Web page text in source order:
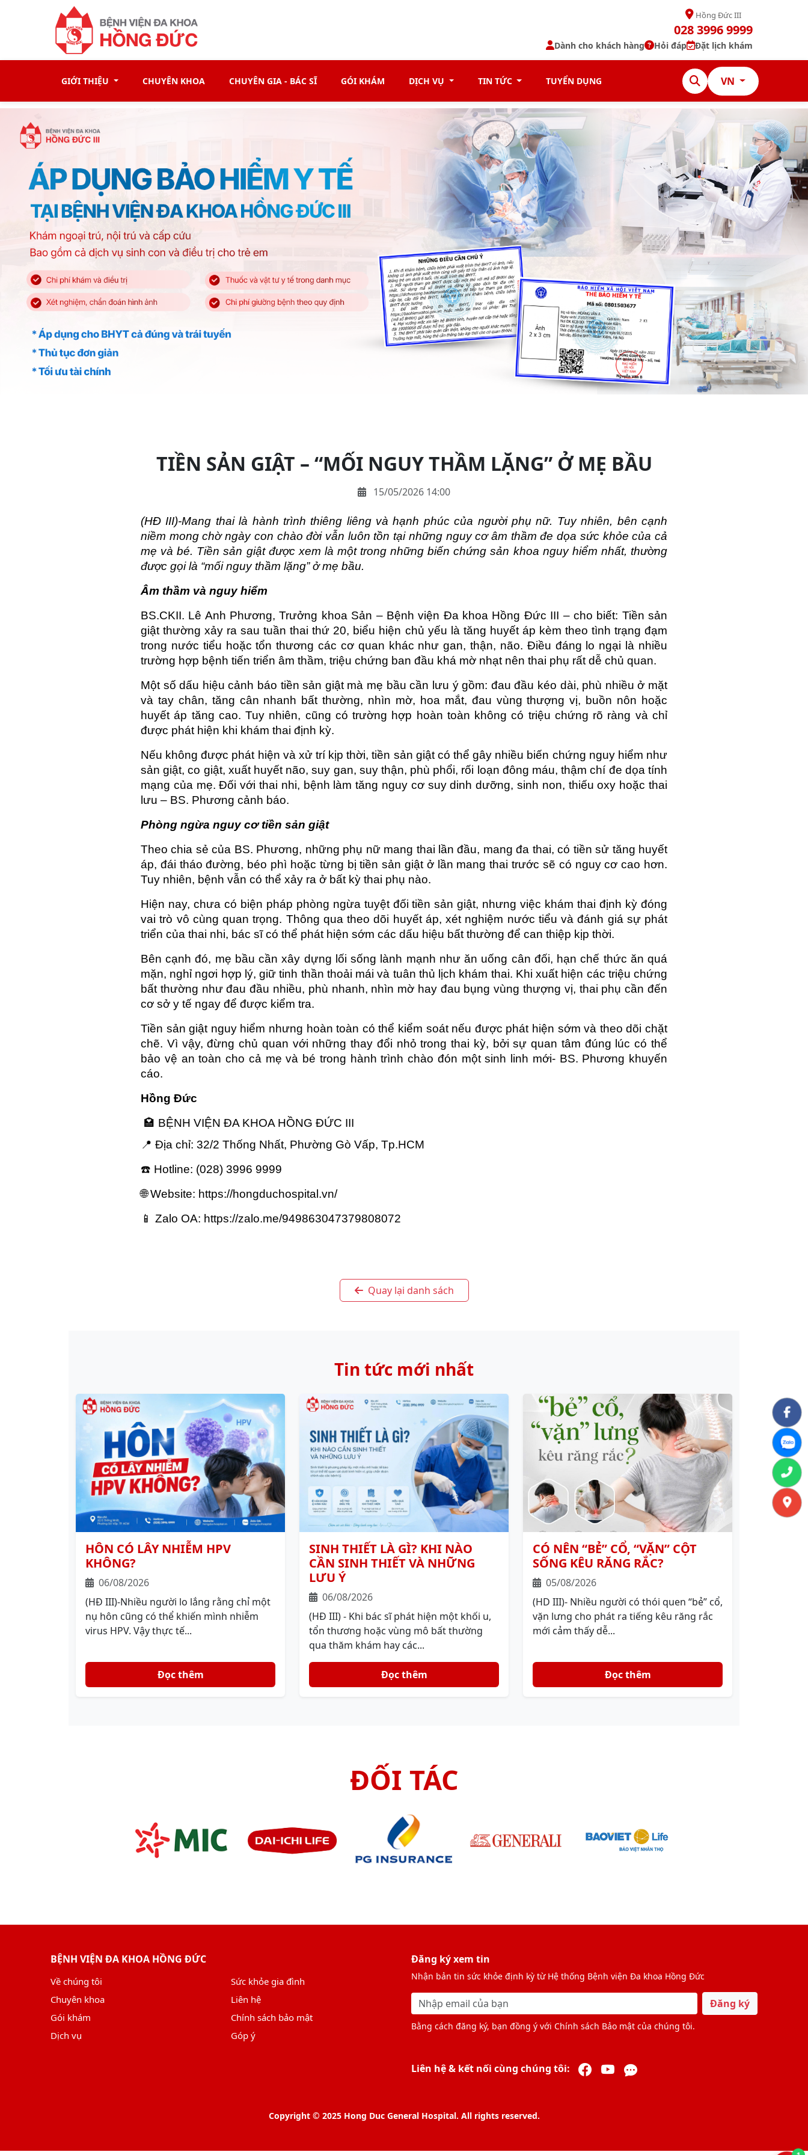
Hồng Đức III
028 3996 9999
Dành cho khách hàng Hỏi đáp Đặt lịch khám
GIỚI THIỆU CHUYÊN KHOA CHUYÊN GIA - BÁC SĨ GÓI KHÁM DỊCH VỤ TIN TỨC TUYỂN DỤNG VN
1
TIỀN SẢN GIẬT – “MỐI NGUY THẦM LẶNG” Ở MẸ BẦU
15/05/2026 14:00
(HĐ III)-Mang thai là hành trình thiêng liêng và hạnh phúc của người phụ nữ. Tuy nhiên, bên cạnh
niềm mong chờ ngày con chào đời vẫn luôn tồn tại những nguy cơ âm thầm đe dọa sức khỏe của cả
mẹ và bé. Tiền sản giật được xem là một trong những biến chứng sản khoa nguy hiểm nhất, thường
được gọi là “mối nguy thầm lặng” ở mẹ bầu.
Âm thầm và nguy hiểm
BS.CKII. Lê Anh Phương, Trưởng khoa Sản – Bệnh viện Đa khoa Hồng Đức III – cho biết: Tiền sản
giật thường xảy ra sau tuần thai thứ 20, biểu hiện chủ yếu là tăng huyết áp kèm theo tình trạng đạm
trong nước tiểu hoặc tổn thương các cơ quan khác như gan, thận, não. Điều đáng lo ngại là nhiều
trường hợp bệnh tiến triển âm thầm, triệu chứng ban đầu khá mờ nhạt nên thai phụ rất dễ chủ quan.
Một số dấu hiệu cảnh báo tiền sản giật mà mẹ bầu cần lưu ý gồm: đau đầu kéo dài, phù nhiều ở mặt
và tay chân, tăng cân nhanh bất thường, nhìn mờ, hoa mắt, đau vùng thượng vị, buồn nôn hoặc
huyết áp tăng cao. Tuy nhiên, cũng có trường hợp hoàn toàn không có triệu chứng rõ ràng và chỉ
được phát hiện khi khám thai định kỳ.
Nếu không được phát hiện và xử trí kịp thời, tiền sản giật có thể gây nhiều biến chứng nguy hiểm như
sản giật, co giật, xuất huyết não, suy gan, suy thận, phù phổi, rối loạn đông máu, thậm chí đe dọa tính
mạng của mẹ. Đối với thai nhi, bệnh làm tăng nguy cơ suy dinh dưỡng, sinh non, thiếu oxy hoặc thai
lưu – BS. Phương cảnh báo.
Phòng ngừa nguy cơ tiền sản giật
Theo chia sẻ của BS. Phương, những phụ nữ mang thai lần đầu, mang đa thai, có tiền sử tăng huyết
áp, đái tháo đường, béo phì hoặc từng bị tiền sản giật ở lần mang thai trước sẽ có nguy cơ cao hơn.
Tuy nhiên, bệnh vẫn có thể xảy ra ở bất kỳ thai phụ nào.
Hiện nay, chưa có biện pháp phòng ngừa tuyệt đối tiền sản giật, nhưng việc khám thai định kỳ đóng
vai trò vô cùng quan trọng. Thông qua theo dõi huyết áp, xét nghiệm nước tiểu và đánh giá sự phát
triển của thai nhi, bác sĩ có thể phát hiện sớm các dấu hiệu bất thường để can thiệp kịp thời.
Bên cạnh đó, mẹ bầu cần xây dựng lối sống lành mạnh như ăn uống cân đối, hạn chế thức ăn quá
mặn, nghỉ ngơi hợp lý, giữ tinh thần thoải mái và tuân thủ lịch khám thai. Khi xuất hiện các triệu chứng
bất thường như đau đầu nhiều, phù nhanh, nhìn mờ hay đau bụng vùng thượng vị, thai phụ cần đến
cơ sở y tế ngay để được kiểm tra.
Tiền sản giật nguy hiểm nhưng hoàn toàn có thể kiểm soát nếu được phát hiện sớm và theo dõi chặt
chẽ. Vì vậy, đừng chủ quan với những thay đổi nhỏ trong thai kỳ, bởi sự quan tâm đúng lúc có thể
bảo vệ an toàn cho cả mẹ và bé trong hành trình chào đón một sinh linh mới- BS. Phương khuyến
cáo.
Hồng Đức
🏩 BỆNH VIỆN ĐA KHOA HỒNG ĐỨC III
📍 Địa chỉ: 32/2 Thống Nhất, Phường Gò Vấp, Tp.HCM
☎️ Hotline: (028) 3996 9999
🌐 Website: https://hongduchospital.vn/
📱 Zalo OA: https://zalo.me/949863047379808072
Quay lại danh sách
Tin tức mới nhất
HÔN CÓ LÂY NHIỄM HPV
KHÔNG?
06/08/2026
(HĐ III)-Nhiều người lo lắng rằng chỉ một
nụ hôn cũng có thể khiến mình nhiễm
virus HPV. Vậy thực tế...
Đọc thêm
SINH THIẾT LÀ GÌ? KHI NÀO
CẦN SINH THIẾT VÀ NHỮNG
LƯU Ý
06/08/2026
(HĐ III) - Khi bác sĩ phát hiện một khối u,
tổn thương hoặc vùng mô bất thường
qua thăm khám hay các...
Đọc thêm
CÓ NÊN “BẺ” CỔ, “VẶN” CỘT
SỐNG KÊU RĂNG RẮC?
05/08/2026
(HD III)- Nhiều người có thói quen “bẻ” cổ,
vặn lưng cho phát ra tiếng kêu răng rắc
mới cảm thấy dễ...
Đọc thêm
ĐỐI TÁC
BỆNH VIỆN ĐA KHOA HỒNG ĐỨC
Về chúng tôi
Chuyên khoa
Gói khám
Dịch vụ
Sức khỏe gia đình
Liên hệ
Chính sách bảo mật
Góp ý
Đăng ký xem tin
Nhận bản tin sức khỏe định kỳ từ Hệ thống Bệnh viện Đa khoa Hồng Đức
Đăng ký
Bằng cách đăng ký, bạn đồng ý với Chính sách Bảo mật của chúng tôi.
Liên hệ & kết nối cùng chúng tôi:
Copyright © 2025 Hong Duc General Hospital. All rights reserved.